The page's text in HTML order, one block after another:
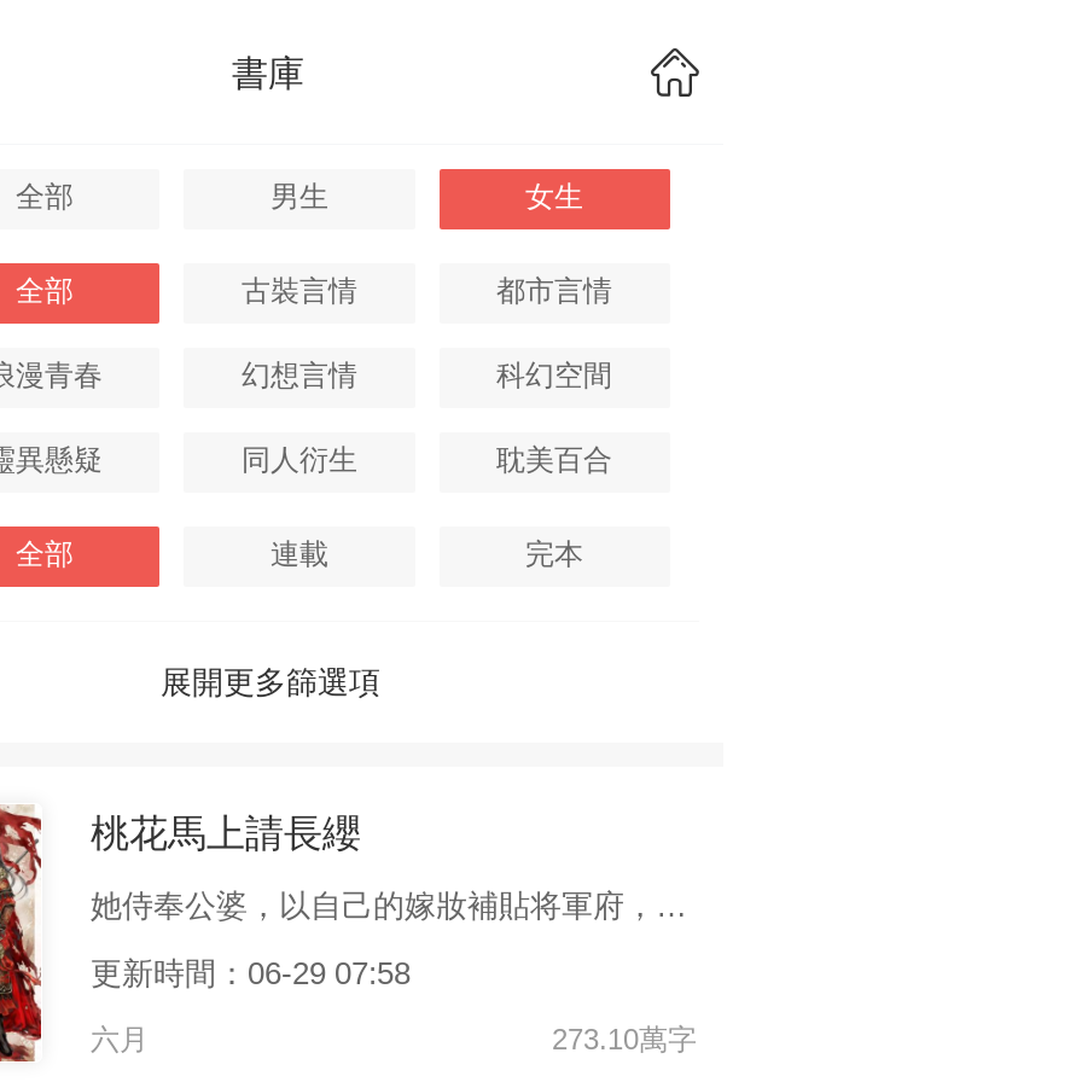
書庫
全部 男生 女生
全部 古裝言情 都市言情
漫青春 幻想言情 科幻空間
異懸疑 同人衍生 耽美百合
全部 連載 完本
展開更多篩選項
桃花馬上請長纓
她侍奉公婆，以自己的嫁妝補貼将軍府，卻換來他以一身戰功求娶女将軍為平妻。 戰北望譏諷：宋惜惜，你可知你的錦衣玉食珠光寶氣，全靠本将軍和易昉抵禦蠻敵浴血奮戰得來的？ 你永遠都成為不了易昉那樣飒爽威風的女将，你隻懂得弄青巧，再與一堆夫人交流内宅陰損手段。 宋惜惜轉身離開，策馬上了戰場，她本是将門之後，隻不過為你戰北望洗手做羹湯，不代表她拿不起長槍了。
更新時間：06-29 07:58
六月 273.10萬字